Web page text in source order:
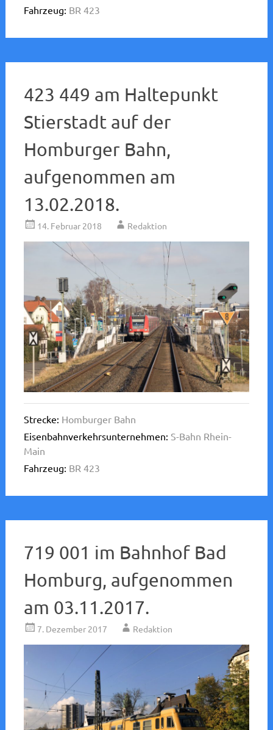
Fahrzeug: BR 423
423 449 am Haltepunkt
Stierstadt auf der
Homburger Bahn,
aufgenommen am
13.02.2018.
14. Februar 2018 Redaktion
Strecke: Homburger Bahn
Eisenbahnverkehrsunternehmen: S-Bahn Rhein-
Main
Fahrzeug: BR 423
719 001 im Bahnhof Bad
Homburg, aufgenommen
am 03.11.2017.
7. Dezember 2017 Redaktion